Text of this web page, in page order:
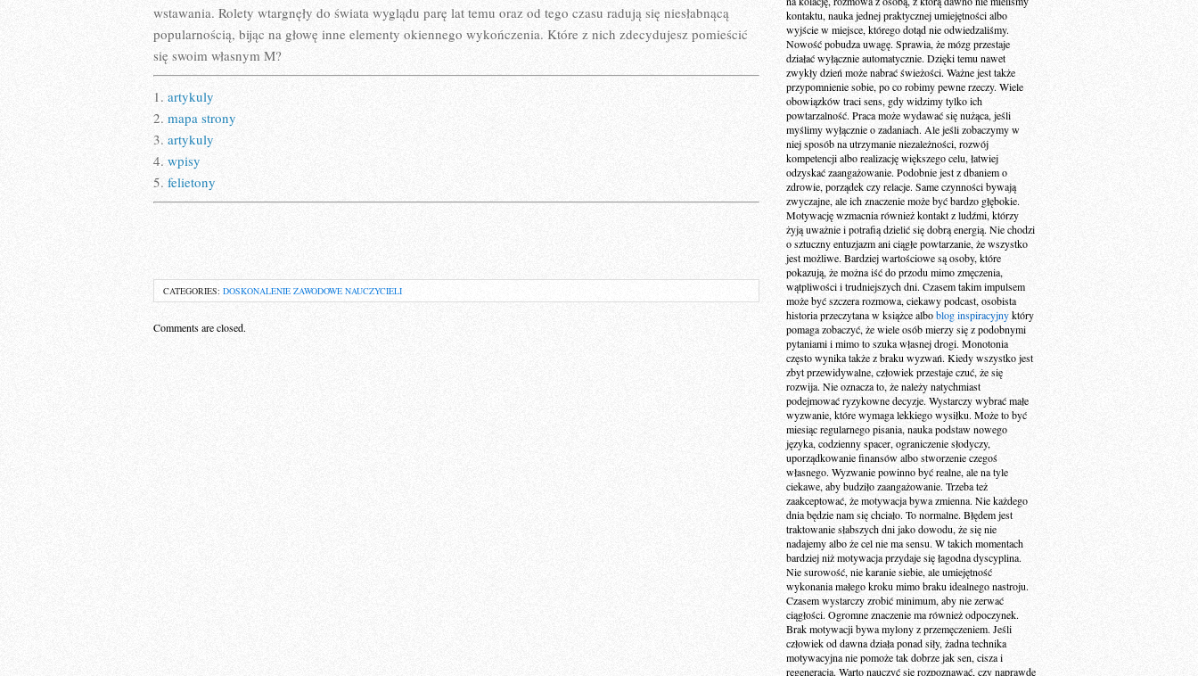
wstawania. Rolety wtargnęły do świata wyglądu parę lat temu oraz od tego czasu radują się niesłabnącą
popularnością, bijąc na głowę inne elementy okiennego wykończenia. Które z nich zdecydujesz pomieścić
się swoim własnym M?
1. artykuly
2. mapa strony
3. artykuly
4. wpisy
5. felietony
CATEGORIES: DOSKONALENIE ZAWODOWE NAUCZYCIELI
Comments are closed.
kontaktu, nauka jednej praktycznej umiejętności albo
wyjście w miejsce, którego dotąd nie odwiedzaliśmy.
Nowość pobudza uwagę. Sprawia, że mózg przestaje
działać wyłącznie automatycznie. Dzięki temu nawet
zwykły dzień może nabrać świeżości. Ważne jest także
przypomnienie sobie, po co robimy pewne rzeczy. Wiele
obowiązków traci sens, gdy widzimy tylko ich
powtarzalność. Praca może wydawać się nużąca, jeśli
myślimy wyłącznie o zadaniach. Ale jeśli zobaczymy w
niej sposób na utrzymanie niezależności, rozwój
kompetencji albo realizację większego celu, łatwiej
odzyskać zaangażowanie. Podobnie jest z dbaniem o
zdrowie, porządek czy relacje. Same czynności bywają
zwyczajne, ale ich znaczenie może być bardzo głębokie.
Motywację wzmacnia również kontakt z ludźmi, którzy
żyją uważnie i potrafią dzielić się dobrą energią. Nie chodzi
o sztuczny entuzjazm ani ciągłe powtarzanie, że wszystko
jest możliwe. Bardziej wartościowe są osoby, które
pokazują, że można iść do przodu mimo zmęczenia,
wątpliwości i trudniejszych dni. Czasem takim impulsem
może być szczera rozmowa, ciekawy podcast, osobista
historia przeczytana w książce alboblog inspiracyjnyktóry
pomaga zobaczyć, że wiele osób mierzy się z podobnymi
pytaniami i mimo to szuka własnej drogi. Monotonia
często wynika także z braku wyzwań. Kiedy wszystko jest
zbyt przewidywalne, człowiek przestaje czuć, że się
rozwija. Nie oznacza to, że należy natychmiast
podejmować ryzykowne decyzje. Wystarczy wybrać małe
wyzwanie, które wymaga lekkiego wysiłku. Może to być
miesiąc regularnego pisania, nauka podstaw nowego
języka, codzienny spacer, ograniczenie słodyczy,
uporządkowanie finansów albo stworzenie czegoś
własnego. Wyzwanie powinno być realne, ale na tyle
ciekawe, aby budziło zaangażowanie. Trzeba też
zaakceptować, że motywacja bywa zmienna. Nie każdego
dnia będzie nam się chciało. To normalne. Błędem jest
traktowanie słabszych dni jako dowodu, że się nie
nadajemy albo że cel nie ma sensu. W takich momentach
bardziej niż motywacja przydaje się łagodna dyscyplina.
Nie surowość, nie karanie siebie, ale umiejętność
wykonania małego kroku mimo braku idealnego nastroju.
Czasem wystarczy zrobić minimum, aby nie zerwać
ciągłości. Ogromne znaczenie ma również odpoczynek.
Brak motywacji bywa mylony z przemęczeniem. Jeśli
człowiek od dawna działa ponad siły, żadna technika
motywacyjna nie pomoże tak dobrze jak sen, cisza i
regeneracja. Warto nauczyć się rozpoznawać, czy naprawdę